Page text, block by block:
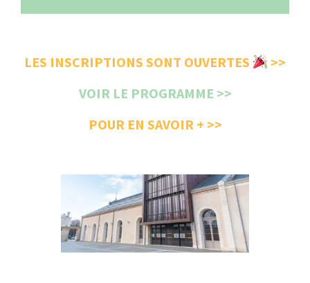
LES INSCRIPTIONS SONT OUVERTES
>>
VOIR LE PROGRAMME >>
POUR EN SAVOIR + >>